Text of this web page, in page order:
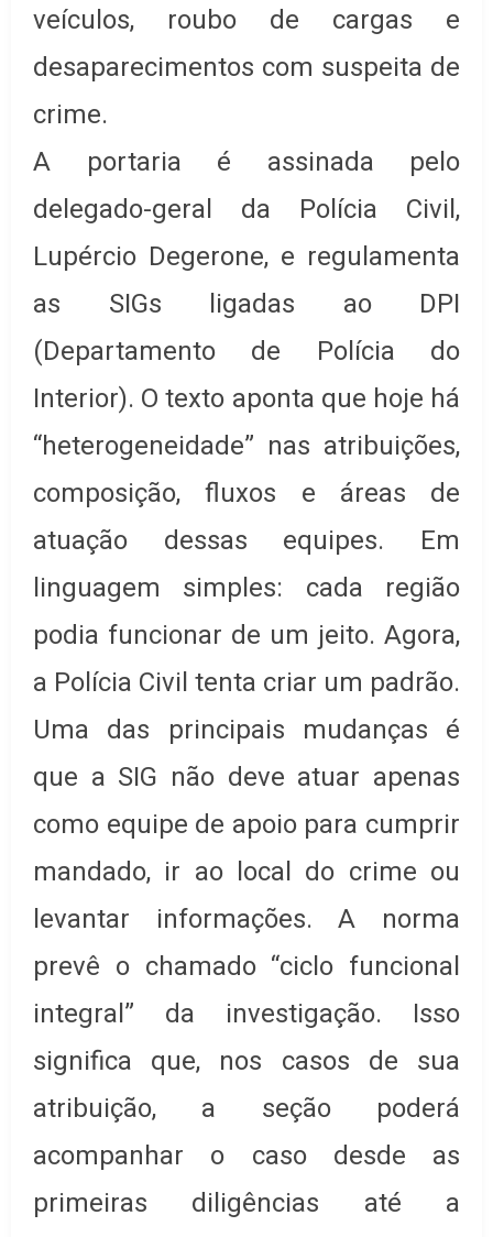
veículos, roubo de cargas e
desaparecimentos com suspeita de
crime.
A portaria é assinada pelo
delegado-geral da Polícia Civil,
Lupércio Degerone, e regulamenta
as SIGs ligadas ao DPI
(Departamento de Polícia do
Interior). O texto aponta que hoje há
“heterogeneidade” nas atribuições,
composição, fluxos e áreas de
atuação dessas equipes. Em
linguagem simples: cada região
podia funcionar de um jeito. Agora,
a Polícia Civil tenta criar um padrão.
Uma das principais mudanças é
que a SIG não deve atuar apenas
como equipe de apoio para cumprir
mandado, ir ao local do crime ou
levantar informações. A norma
prevê o chamado “ciclo funcional
integral” da investigação. Isso
significa que, nos casos de sua
atribuição, a seção poderá
acompanhar o caso desde as
primeiras diligências até a